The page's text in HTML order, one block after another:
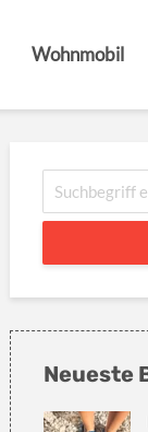
Wohnmobil
Neueste